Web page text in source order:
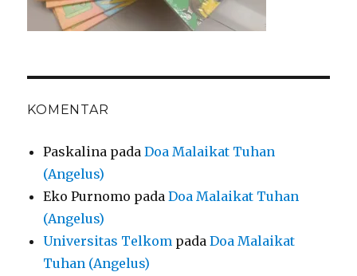
KOMENTAR
Paskalina padaDoa Malaikat Tuhan
(Angelus)
Eko Purnomo padaDoa Malaikat Tuhan
(Angelus)
Universitas Telkom padaDoa Malaikat
Tuhan (Angelus)